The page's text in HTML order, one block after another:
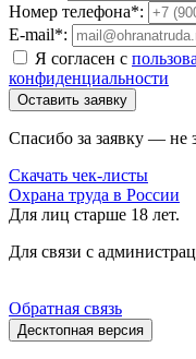
Номер телефона*:
E-mail*:
Я согласен с
конфиденциальности
Оставить заявку
Спасибо за заявку — не
Скачать чек-листы
Охрана труда в России
Для лиц старше 18 лет.
Для связи с
Обратная связь
Десктопная версия